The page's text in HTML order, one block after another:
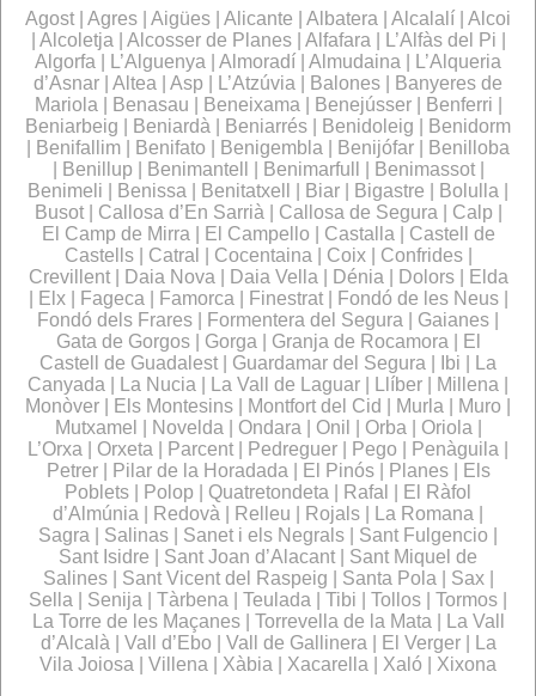
Agost | Agres | Aigües | Alicante | Albatera | Alcalalí | Alcoi
| Alcoletja | Alcosser de Planes | Alfafara | L’Alfàs del Pi |
Algorfa | L’Alguenya | Almoradí | Almudaina | L’Alqueria
d’Asnar | Altea | Asp | L’Atzúvia | Balones | Banyeres de
Mariola | Benasau | Beneixama | Benejússer | Benferri |
Beniarbeig | Beniardà | Beniarrés | Benidoleig | Benidorm
| Benifallim | Benifato | Benigembla | Benijófar | Benilloba
| Benillup | Benimantell | Benimarfull | Benimassot |
Benimeli | Benissa | Benitatxell | Biar | Bigastre | Bolulla |
Busot | Callosa d’En Sarrià | Callosa de Segura | Calp |
El Camp de Mirra | El Campello | Castalla | Castell de
Castells | Catral | Cocentaina | Coix | Confrides |
Crevillent | Daia Nova | Daia Vella | Dénia | Dolors | Elda
| Elx | Fageca | Famorca | Finestrat | Fondó de les Neus |
Fondó dels Frares | Formentera del Segura | Gaianes |
Gata de Gorgos | Gorga | Granja de Rocamora | El
Castell de Guadalest | Guardamar del Segura | Ibi | La
Canyada | La Nucia | La Vall de Laguar | Llíber | Millena |
Monòver | Els Montesins | Montfort del Cid | Murla | Muro |
Mutxamel | Novelda | Ondara | Onil | Orba | Oriola |
L’Orxa | Orxeta | Parcent | Pedreguer | Pego | Penàguila |
Petrer | Pilar de la Horadada | El Pinós | Planes | Els
Poblets | Polop | Quatretondeta | Rafal | El Ràfol
d’Almúnia | Redovà | Relleu | Rojals | La Romana |
Sagra | Salinas | Sanet i els Negrals | Sant Fulgencio |
Sant Isidre | Sant Joan d’Alacant | Sant Miquel de
Salines | Sant Vicent del Raspeig | Santa Pola | Sax |
Sella | Senija | Tàrbena | Teulada | Tibi | Tollos | Tormos |
La Torre de les Maçanes | Torrevella de la Mata | La Vall
d’Alcalà | Vall d’Ebo | Vall de Gallinera | El Verger | La
Vila Joiosa | Villena | Xàbia | Xacarella | Xaló | Xixona